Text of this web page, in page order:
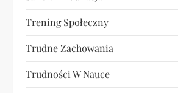
Trening Społeczny
Trudne Zachowania
Trudności W Nauce